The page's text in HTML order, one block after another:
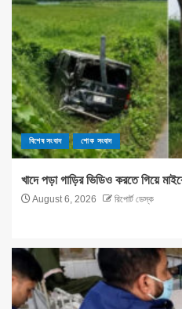
বিশেষ সংবাদ শোক সংবাদ
খাদে পড়া গাড়ির ভিডিও করতে গিয়ে
August 6, 2026 রিপোর্ট ডেস্ক